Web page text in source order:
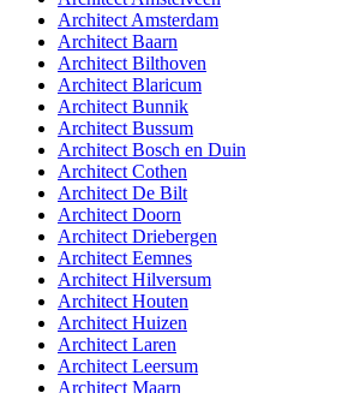
Architect Amsterdam
Architect Baarn
Architect Bilthoven
Architect Blaricum
Architect Bunnik
Architect Bussum
Architect Bosch en Duin
Architect Cothen
Architect De Bilt
Architect Doorn
Architect Driebergen
Architect Eemnes
Architect Hilversum
Architect Houten
Architect Huizen
Architect Laren
Architect Leersum
Architect Maarn